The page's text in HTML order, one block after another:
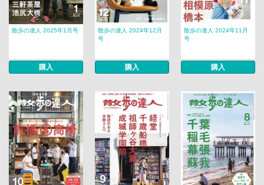
散歩の達人 2025年1月号
購入
散歩の達人 2024年12月
号
購入
散歩の達人 2024年11月
号
購入